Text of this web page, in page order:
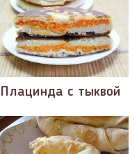
Плацинда с тыквой